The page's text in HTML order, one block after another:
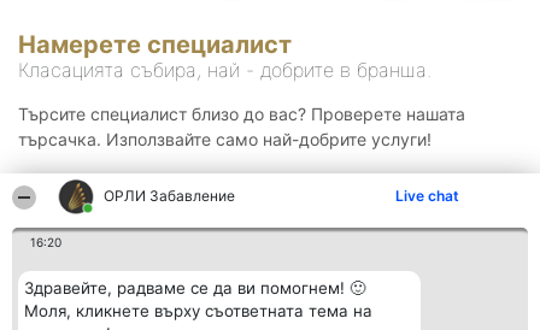
ОРЛИ Забавление Live chat
16:20
Здравейте, радваме се да ви помогнем! 🙂
Моля, кликнете върху съответната тема на
Намерете специалист
Класацията събира, най - добрите в бранша.
Търсите специалист близо до вас? Проверете нашата
търсачка. Използвайте само най-добрите услуги!